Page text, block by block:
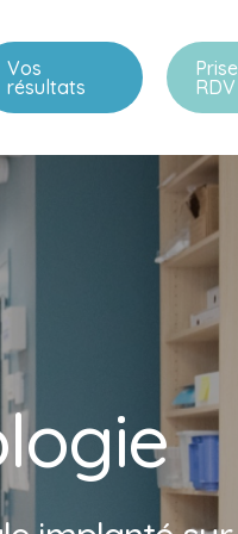
Vos
résultats
RDV
logie